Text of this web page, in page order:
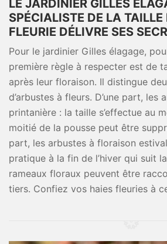
LE JARDINIER GILLES
SPÉCIALISTE DE LA TAILLE
FLEURIE DÉLIVRE SES
Pour le jardinier Gilles élagage,
première règle à respecter est de
après leur floraison. Il distingue
d’arbustes à fleurs. D’une part, les
printanière : la taille s’effectue au
moitié de la pousse peut être
part, les arbustes à floraison
pratique à la fin de l’hiver qui suit
rameaux floraux peuvent être
tiers. Confiez vos haies fleuries à